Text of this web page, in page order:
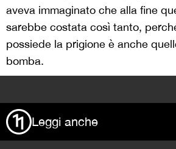
aveva immaginato che alla fine
sarebbe costata così tanto,
possiede la prigione è anche
bomba.
Leggi anche